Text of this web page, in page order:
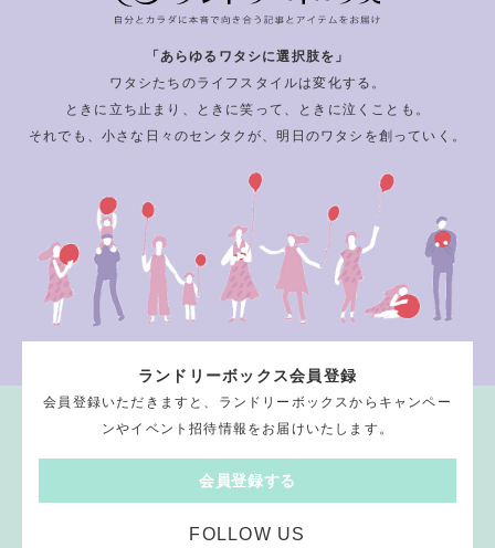
「あらゆるワタシに選択肢を」
ワタシたちのライフスタイルは変化する。
ときに立ち止まり、ときに笑って、ときに泣くことも。
それでも、小さな日々のセンタクが、明日のワタシを創っていく。
ランドリーボックス会員登録
会員登録いただきますと、ランドリーボックスからキャンペー
ンやイベント招待情報をお届けいたします。
会員登録する
FOLLOW US